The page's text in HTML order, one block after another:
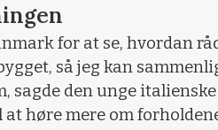
for at se, hvordan
så jeg kan
sagde den unge
høre mere om